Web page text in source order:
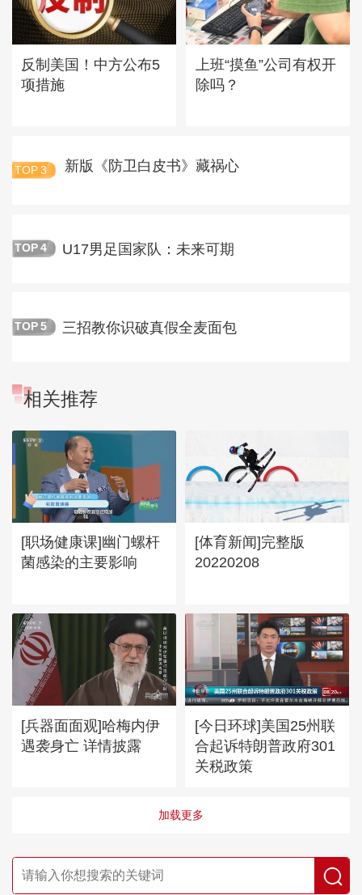
反制美国！中方公布5
项措施
上班“摸鱼”公司有权开
除吗？
TOP 3 新版《防卫白皮书》藏祸心
TOP 4 U17男足国家队：未来可期
TOP 5 三招教你识破真假全麦面包
相关推荐
[职场健康课]幽门螺杆
菌感染的主要影响
[体育新闻]完整版
20220208
[兵器面面观]哈梅内伊
遇袭身亡 详情披露
[今日环球]美国25州联
合起诉特朗普政府301
关税政策
加载更多